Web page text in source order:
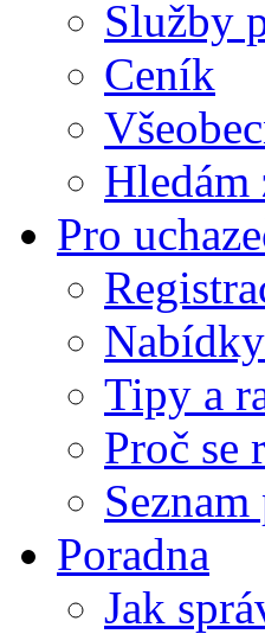
Služby
Ceník
Hledám
Pro
Tipy a
Proč se
Poradna
Jak